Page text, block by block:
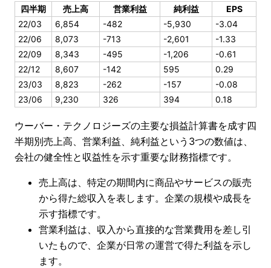
四半期 売上高 営業利益 純利益
EPS
22/03
6,854 -482 -5,930
-3.04
22/06
8,073 -713 -2,601
-1.33
22/09
8,343 -495 -1,206
-0.61
22/12
8,607 -142 595
0.29
23/03
8,823 -262 -157
-0.08
23/06
9,230 326 394 0.18
ウーバー・テクノロジーズの主要な損益計算書を成す四
半期別売上高、営業利益、純利益という3つの数値は、
会社の健全性と収益性を示す重要な財務指標です。
売上高は、特定の期間内に商品やサービスの販売
から得た総収入を表します。企業の規模や成長を
示す指標です。
営業利益は、収入から直接的な営業費用を差し引
いたもので、企業が日常の運営で得た利益を示し
ます。